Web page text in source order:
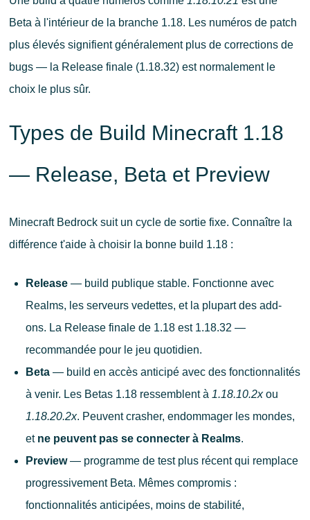
Beta à l'intérieur de la branche 1.18. Les numéros de patch
plus élevés signifient généralement plus de corrections de
bugs — la Release finale (1.18.32) est normalement le
choix le plus sûr.
Types de Build Minecraft 1.18
— Release, Beta et Preview
Minecraft Bedrock suit un cycle de sortie fixe. Connaître la
différence t'aide à choisir la bonne build 1.18 :
Release— build publique stable. Fonctionne avec
Realms, les serveurs vedettes, et la plupart des add-
ons. La Release finale de 1.18 est 1.18.32 —
recommandée pour le jeu quotidien.
Beta— build en accès anticipé avec des fonctionnalités
à venir. Les Betas 1.18 ressemblent à 1.18.10.2xou
1.18.20.2x. Peuvent crasher, endommager les mondes,
et ne peuvent pas se connecter à Realms.
Preview— programme de test plus récent qui remplace
progressivement Beta. Mêmes compromis :
fonctionnalités anticipées, moins de stabilité,